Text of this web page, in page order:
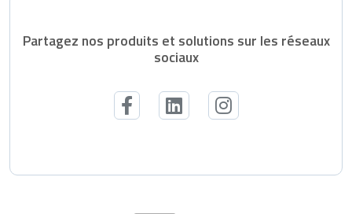
Partagez nos produits et solutions sur les réseaux
sociaux